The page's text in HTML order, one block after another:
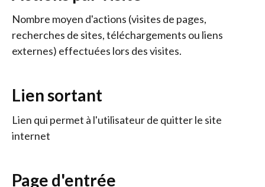
Nombre moyen d'actions (visites de pages,
recherches de sites, téléchargements ou liens
externes) effectuées lors des visites.
Lien sortant
Lien qui permet à l'utilisateur de quitter le site
internet
Page d'entrée